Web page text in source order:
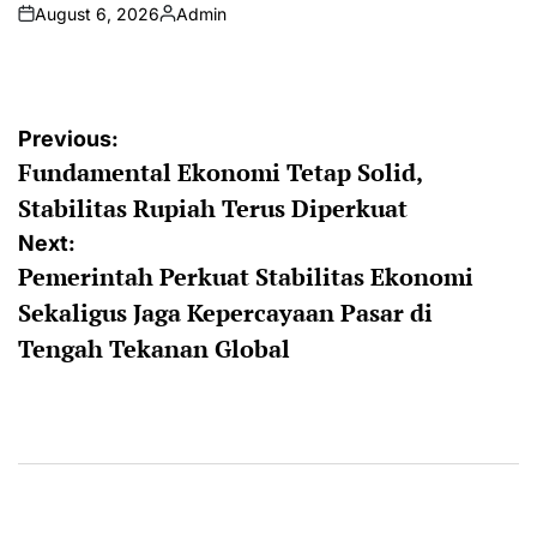
on
August 6, 2026
Posted
Admin
Post
navigation
Previous:
Fundamental Ekonomi Tetap Solid,
Stabilitas Rupiah Terus Diperkuat
Next:
Pemerintah Perkuat Stabilitas Ekonomi
Sekaligus Jaga Kepercayaan Pasar di
Tengah Tekanan Global